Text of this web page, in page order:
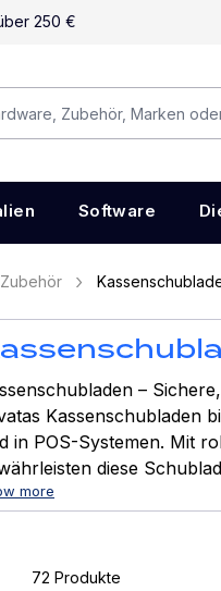
250 €
Software
–
Kassenschubladen
in POS-Systemen. Mit
diese
more
72 Produkte